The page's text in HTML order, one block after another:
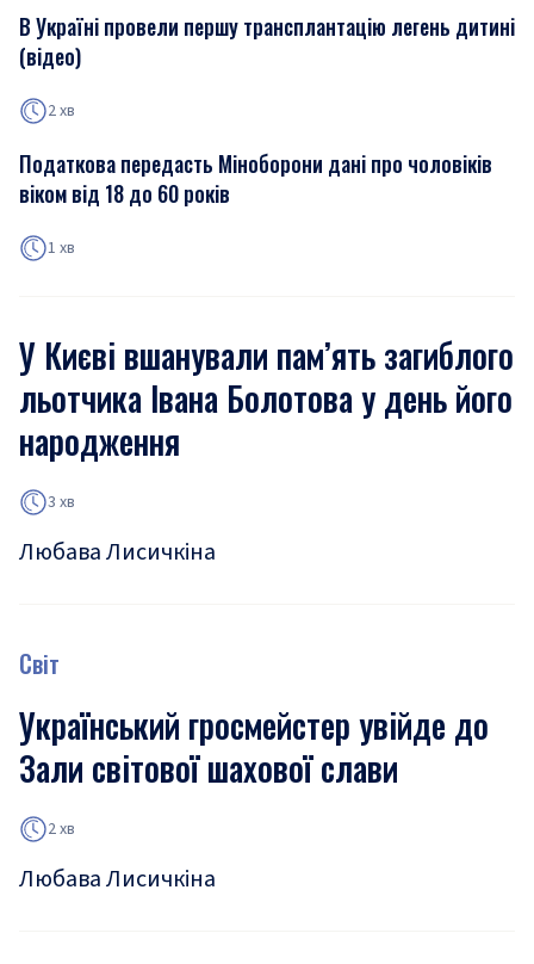
В Україні провели першу трансплантацію легень дитині
(відео)
2 хв
Податкова передасть Міноборони дані про чоловіків
віком від 18 до 60 років
1 хв
У Києві вшанували пам’ять загиблого
льотчика Івана Болотова у день його
народження
3 хв
Любава Лисичкіна
Світ
Український гросмейстер увійде до
Зали світової шахової слави
2 хв
Любава Лисичкіна